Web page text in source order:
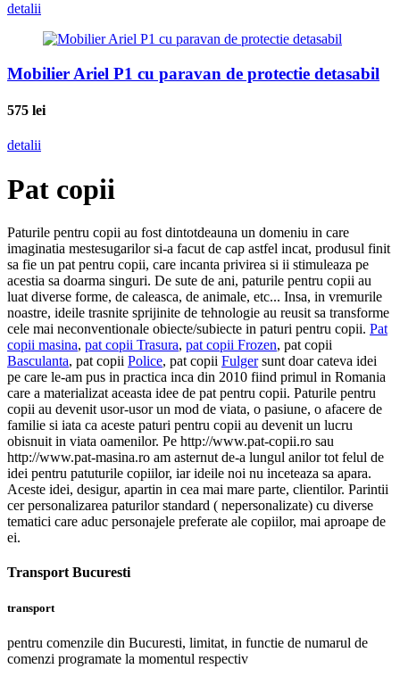
detalii
Mobilier Ariel P1 cu paravan de protectie detasabil
575 lei
detalii
Pat copii
Paturile pentru copii au fost dintotdeauna un domeniu in care
imaginatia mestesugarilor si-a facut de cap astfel incat, produsul finit
sa fie un pat pentru copii, care incanta privirea si ii stimuleaza pe
acestia sa doarma singuri. De sute de ani, paturile pentru copii au
luat diverse forme, de caleasca, de animale, etc... Insa, in vremurile
noastre, ideile trasnite sprijinite de tehnologie au reusit sa transforme
cele mai neconventionale obiecte/subiecte in paturi pentru copii. Pat
copii masina, pat copii Trasura, pat copii Frozen, pat copii
Basculanta, pat copii Police, pat copii Fulgersunt doar cateva idei
pe care le-am pus in practica inca din 2010 fiind primul in Romania
care a materializat aceasta idee de pat pentru copii. Paturile pentru
copii au devenit usor-usor un mod de viata, o pasiune, o afacere de
familie si iata ca aceste paturi pentru copii au devenit un lucru
obisnuit in viata oamenilor. Pe http://www.pat-copii.ro sau
http://www.pat-masina.ro am asternut de-a lungul anilor tot felul de
idei pentru patuturile copiilor, iar ideile noi nu inceteaza sa apara.
Aceste idei, desigur, apartin in cea mai mare parte, clientilor. Parintii
cer personalizarea paturilor standard ( nepersonalizate) cu diverse
tematici care aduc personajele preferate ale copiilor, mai aproape de
ei.
Transport Bucuresti
transport
pentru comenzile din Bucuresti, limitat, in functie de numarul de
comenzi programate la momentul respectiv